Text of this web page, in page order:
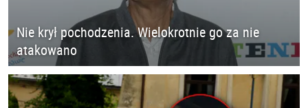
Nie krył pochodzenia. Wielokrotnie go za nie
atakowano